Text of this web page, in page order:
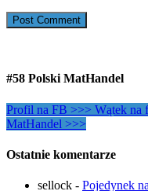
#58 Polski MatHandel
Profil na FB >>> Wątek na
MatHandel >>>
Ostatnie komentarze
sellock - Pojedynek